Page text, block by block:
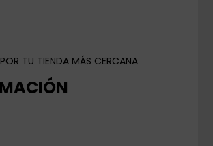
TU TIENDA MÁS CERCANA